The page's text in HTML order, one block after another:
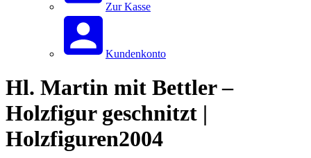
Zur Kasse
Kundenkonto
Hl. Martin mit Bettler –
Holzfigur geschnitzt |
Holzfiguren2004